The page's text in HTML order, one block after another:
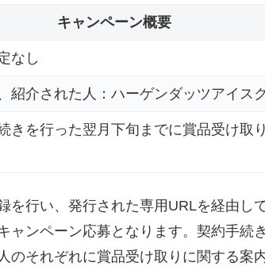
キャンペーン概要
なし
紹介された人：ハーゲンダッツアイス
きを行った翌月下旬までに賞品受け取
を行い、発行された専用URLを経由し
ャンペーン応募となります。契約手続
のそれぞれに賞品受け取りに関する案